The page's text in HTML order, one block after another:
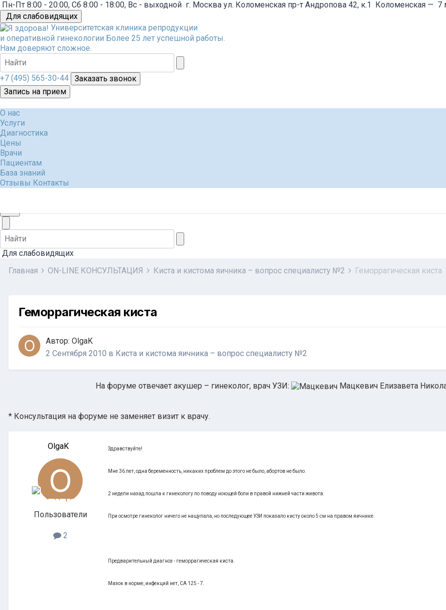
Пн-Пт 8:00 - 20:00, Сб 8:00 - 18:00, Вс - выходной г. Москва ул. Коломенская пр-т Андропова 42, к.1 Коломенская — 7
Для слабовидящих
Университетская клиника репродукции
и оперативной гинекологии Более 25 лет успешной работы.
Нам доверяют сложное.
+7 (495) 565-30-44
Заказать звонок
Запись на прием
О нас
Услуги
Диагностика
Цены
Врачи
Пациентам
База знаний
Отзывы Контакты
Для слабовидящих
Главная ON-LINE КОНСУЛЬТАЦИЯ Киста и кистома яичника – вопрос специалисту №2 Геморрагическая киста
Геморрагическая киста
Автор: OlgaK
2 Сентября 2010 в Киста и кистома яичника – вопрос специалисту №2
На форуме отвечает акушер – гинеколог, врач УЗИ: Мацкевич Елизавета
* Консультация на форуме не заменяет визит к врачу.
OlgaK
Пользователи
2
Здравствуйте!
Мне 36 лет, одна беременность, никаких проблем до этого не было, абортов не было.
2 недели назад пошла к гинекологу по поводу ноющей боли в правой нижней части живота.
При осмотре гинеколог ничего не нащупала, но последующее УЗИ показало кисту около 5 см на правом яичнике.
Предварительный диагноз - геморрагическая киста.
Мазок в норме, инфекций нет, СА 125 - 7.